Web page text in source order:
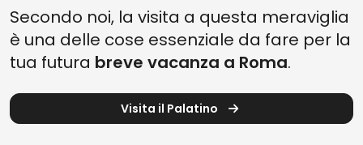
Secondo noi, la visita a questa meraviglia
è una delle cose essenziale da fare per la
tua futura breve vacanza a Roma.
Visita il Palatino